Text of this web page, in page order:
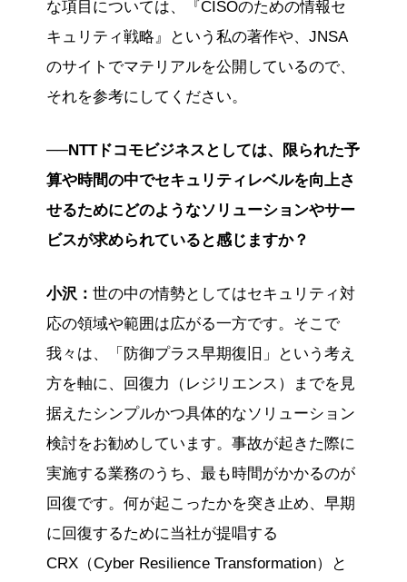
な項目については、『CISOのための情報セ
キュリティ戦略』という私の著作や、JNSA
のサイトでマテリアルを公開しているので、
それを参考にしてください。
──NTTドコモビジネスとしては、限られた予
算や時間の中でセキュリティレベルを向上さ
せるためにどのようなソリューションやサー
ビスが求められていると感じますか？
小沢： 世の中の情勢としてはセキュリティ対
応の領域や範囲は広がる一方です。そこで
我々は、「防御プラス早期復旧」という考え
方を軸に、回復力（レジリエンス）までを見
据えたシンプルかつ具体的なソリューション
検討をお勧めしています。事故が起きた際に
実施する業務のうち、最も時間がかかるのが
回復です。何が起こったかを突き止め、早期
に回復するために当社が提唱する
CRX（Cyber Resilience Transformation）と